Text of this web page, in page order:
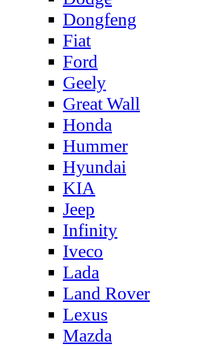
Dongfeng
Fiat
Ford
Geely
Great Wall
Honda
Hummer
Hyundai
KIA
Jeep
Infinity
Iveco
Lada
Land Rover
Lexus
Mazda